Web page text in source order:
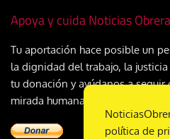
Apoya y cuida Noticias
Tu aportación hace posible un
la dignidad del trabajo, la
tu donación y ayúdanos a seguir
mirada humana y cristiana sobre
política de